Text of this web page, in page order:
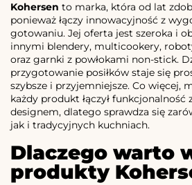
Kohersen to marka, która od lat
ponieważ łączy innowacyjność z
gotowaniu. Jej oferta jest szeroka i
innymi blendery, multicookery,
oraz garnki z powłokami non-stick.
przygotowanie posiłków staje się
szybsze i przyjemniejsze. Co więcej,
każdy produkt łączył funkcjonalność
designem, dlatego sprawdza się
jak i tradycyjnych kuchniach.
Dlaczego warto
produkty